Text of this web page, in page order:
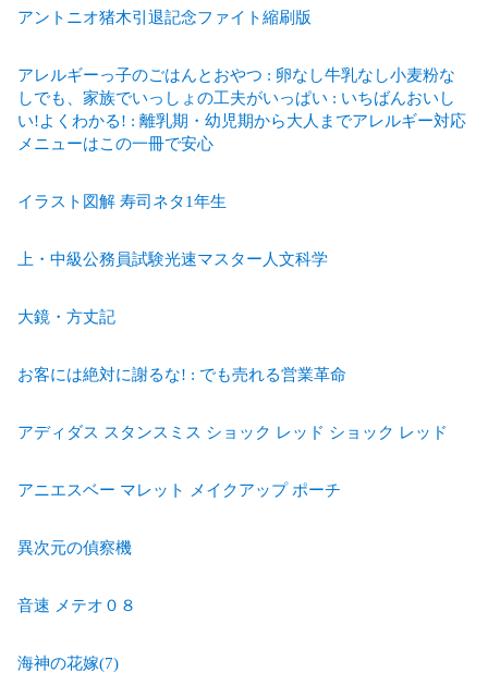
アントニオ猪木引退記念ファイト縮刷版
アレルギーっ子のごはんとおやつ : 卵なし牛乳なし小麦粉な
しでも、家族でいっしょの工夫がいっぱい : いちばんおいし
い!よくわかる! : 離乳期・幼児期から大人までアレルギー対応
メニューはこの一冊で安心
イラスト図解 寿司ネタ1年生
上・中級公務員試験光速マスター人文科学
大鏡・方丈記
お客には絶対に謝るな! : でも売れる営業革命
アディダス スタンスミス ショック レッド ショック レッド
アニエスベー マレット メイクアップ ポーチ
異次元の偵察機
音速 メテオ０８
海神の花嫁(7)